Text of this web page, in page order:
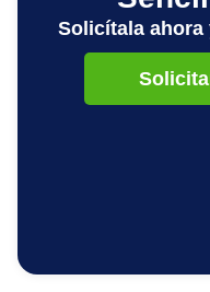
Solicítala ahora